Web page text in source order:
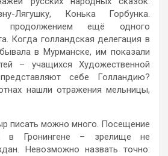
Лягушку, Конька Горбунка.
продолжением ещё одного
Когда голландская делегация в
в Мурманске, им показали
– учащихся Художественной
себе Голландию?
нашли отражения мельницы,
писать можно много. Посещение
в Гронингене – зрелище не
Невозможно назвать точно: